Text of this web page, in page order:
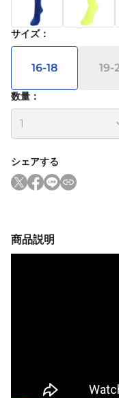
サイズ：
16-18 19-
数量：
シェアする
商品説明